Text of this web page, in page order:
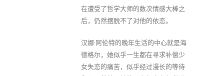
在遭受了哲学大师的数次情感大棒之
后，仍然摆脱不了对他的依恋。
汉娜·阿伦特的晚年生活的中心就是海
德格尔，她似乎一生都在寻求补偿少
女失恋的痛苦，似乎经过漫长的等待